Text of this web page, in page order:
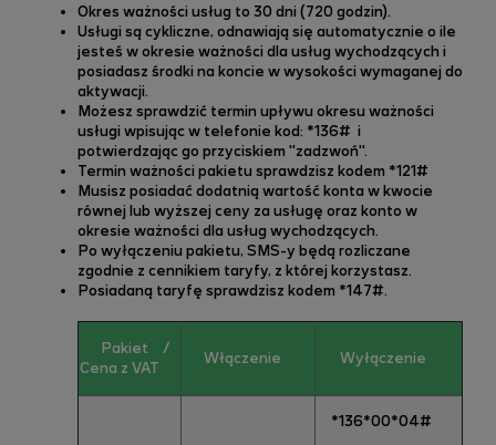
Okres ważności usług to 30 dni (720 godzin).
Usługi są cykliczne, odnawiają się automatycznie o ile
jesteś w okresie ważności dla usług wychodzących i
posiadasz środki na koncie w wysokości wymaganej do
aktywacji.
Możesz sprawdzić termin upływu okresu ważności
usługi wpisując w telefonie kod: *136# i
potwierdzając go przyciskiem "zadzwoń".
Termin ważności pakietu sprawdzisz kodem *121#
Musisz posiadać dodatnią wartość konta w kwocie
równej lub wyższej ceny za usługę oraz konto w
okresie ważności dla usług wychodzących.
Po wyłączeniu pakietu, SMS-y będą rozliczane
zgodnie z cennikiem taryfy, z której korzystasz.
Posiadaną taryfę sprawdzisz kodem *147#.
Pakiet
/
Cena z VAT
Włączenie Wyłączenie
*136*00*04#